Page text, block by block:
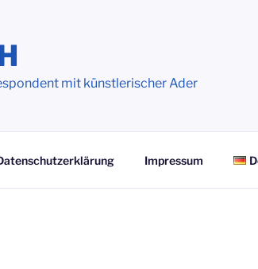
mit künstlerischer Ader
Impressum